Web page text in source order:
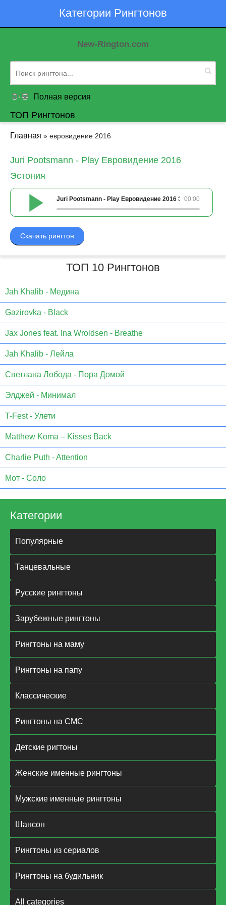
Категории Рингтонов
New-Rington.com
Полная версия
ТОП Рингтонов
Главная » евровидение 2016
Juri Pootsmann - Play Евровидение 2016
Эстония
00:00
Juri Pootsmann - Play Евровидение 2016 Эстония
Скачать рингтон
ТОП 10 Рингтонов
Jаh Khаlib - Медина
Gazirovka - Black
Jax Jones feat. Ina Wroldsen - Breathe
Jah Khalib - Лейла
Светлана Лобода - Пора Домой
Элджей - Минимал
T-Fest - Улети
Matthew Koma – Kisses Back
Charlie Puth - Attention
Мот - Соло
Категории
Популярные
Танцевальные
Русские рингтоны
Зарубежные рингтоны
Рингтоны на маму
Рингтоны на папу
Классические
Рингтоны на СМС
Детские ригтоны
Женские именные рингтоны
Мужские именные рингтоны
Шансон
Рингтоны из сериалов
Рингтоны на будильник
All categories